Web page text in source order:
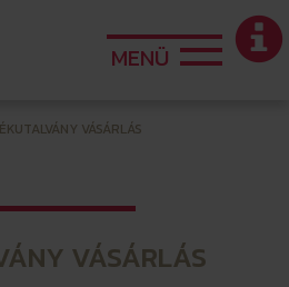
MENÜ
VÁSÁRLÁS
VÁSÁRLÁS